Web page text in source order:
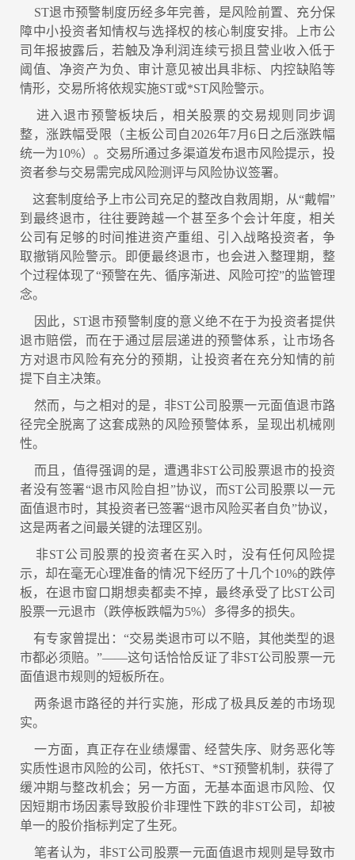
ST退市预警制度历经多年完善，是风险前置、充分保
障中小投资者知情权与选择权的核心制度安排。上市公
司年报披露后，若触及净利润连续亏损且营业收入低于
阈值、净资产为负、审计意见被出具非标、内控缺陷等
情形，交易所将依规实施ST或*ST风险警示。
进入退市预警板块后，相关股票的交易规则同步调
整，涨跌幅受限（主板公司自2026年7月6日之后涨跌幅
统一为10%）。交易所通过多渠道发布退市风险提示，投
资者参与交易需完成风险测评与风险协议签署。
这套制度给予上市公司充足的整改自救周期，从“戴帽”
到最终退市，往往要跨越一个甚至多个会计年度，相关
公司有足够的时间推进资产重组、引入战略投资者，争
取撤销风险警示。即便最终退市，也会进入整理期，整
个过程体现了“预警在先、循序渐进、风险可控”的监管理
念。
因此，ST退市预警制度的意义绝不在于为投资者提供
退市赔偿，而在于通过层层递进的预警体系，让市场各
方对退市风险有充分的预期，让投资者在充分知情的前
提下自主决策。
然而，与之相对的是，非ST公司股票一元面值退市路
径完全脱离了这套成熟的风险预警体系，呈现出机械刚
性。
而且，值得强调的是，遭遇非ST公司股票退市的投资
者没有签署“退市风险自担”协议，而ST公司股票以一元
面值退市时，其投资者已签署“退市风险买者自负”协议，
这是两者之间最关键的法理区别。
非ST公司股票的投资者在买入时，没有任何风险提
示，却在毫无心理准备的情况下经历了十几个10%的跌停
板，在退市窗口期想卖都卖不掉，最终承受了比ST公司
股票一元退市（跌停板跌幅为5%）多得多的损失。
有专家曾提出：“交易类退市可以不赔，其他类型的退
市都必须赔。”——这句话恰恰反证了非ST公司股票一元
面值退市规则的短板所在。
两条退市路径的并行实施，形成了极具反差的市场现
实。
一方面，真正存在业绩爆雷、经营失序、财务恶化等
实质性退市风险的公司，依托ST、*ST预警机制，获得了
缓冲期与整改机会；另一方面，无基本面退市风险、仅
因短期市场因素导致股价非理性下跌的非ST公司，却被
单一的股价指标判定了生死。
笔者认为，非ST公司股票一元面值退市规则是导致市